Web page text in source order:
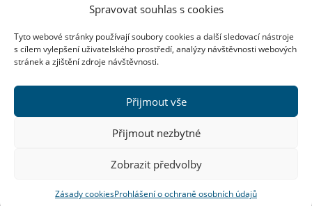
Spravovat souhlas s cookies
Tyto webové stránky používají soubory cookies a další sledovací nástroje
s cílem vylepšení uživatelského prostředí, analýzy návštěvnosti webových
stránek a zjištění zdroje návštěvnosti.
Přijmout vše
Přijmout nezbytné
Zobrazit předvolby
Zásady cookiesProhlášení o ochraně osobních údajů
Filozofická fakulta
nám. Jana Palacha 1/2
116 38 Praha 1
DIČ: CZ00216208
Další kontakty